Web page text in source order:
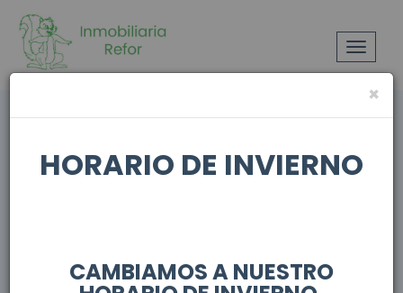
Toggle
MOSTRAR FILTROS
×
HORARIO DE INVIERNO
CAMBIAMOS A NUESTRO